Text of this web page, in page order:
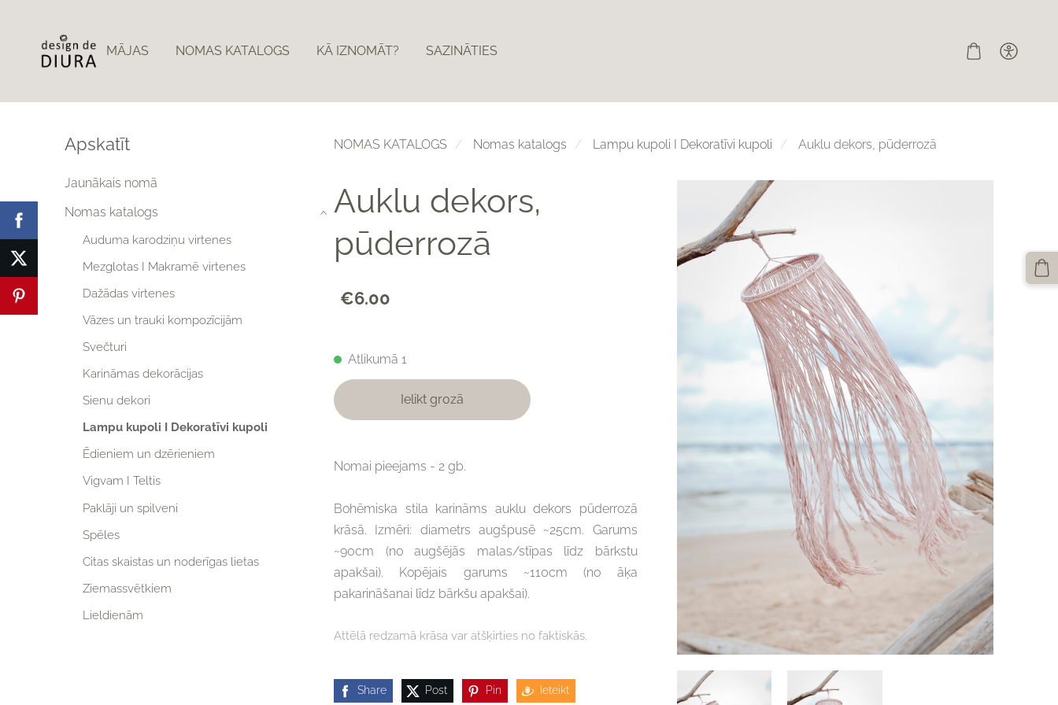
MĀJAS NOMAS KATALOGS KĀ IZNOMĀT? SAZINĀTIES
Apskatīt
Jaunākais nomā
Nomas katalogs
Auduma karodziņu virtenes
Mezglotas I Makramē virtenes
Dažādas virtenes
Vāzes un trauki kompozīcijām
Svečturi
Karināmas dekorācijas
Sienu dekori
Lampu kupoli I Dekoratīvi kupoli
Ēdieniem un dzērieniem
Vigvam I Teltis
Paklāji un spilveni
Spēles
Citas skaistas un noderīgas lietas
Ziemassvētkiem
Lieldienām
›
NOMAS KATALOGS Nomas katalogs Lampu kupoli I Dekoratīvi kupoli Auklu dekors, pūderrozā
Auklu dekors,
pūderrozā
€6.00
Atlikumā 1
Ielikt grozā
Nomai pieejams - 2 gb.
Bohēmiska stila karināms auklu dekors pūderrozā
krāsā. Izmēri: diametrs augšpusē ~25cm. Garums
~90cm (no augšējās malas/stīpas līdz bārkstu
apakšai). Kopējais garums ~110cm (no āķa
pakarināšanai līdz bārkšu apakšai).
Attēlā redzamā krāsa var atšķirties no faktiskās.
Share Post Pin Ieteikt